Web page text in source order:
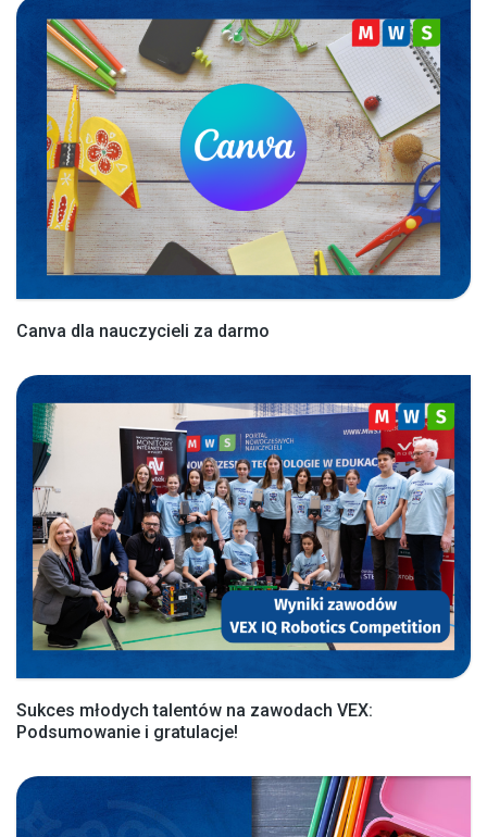
Canva dla nauczycieli za darmo
Sukces młodych talentów na zawodach VEX:
Podsumowanie i gratulacje!